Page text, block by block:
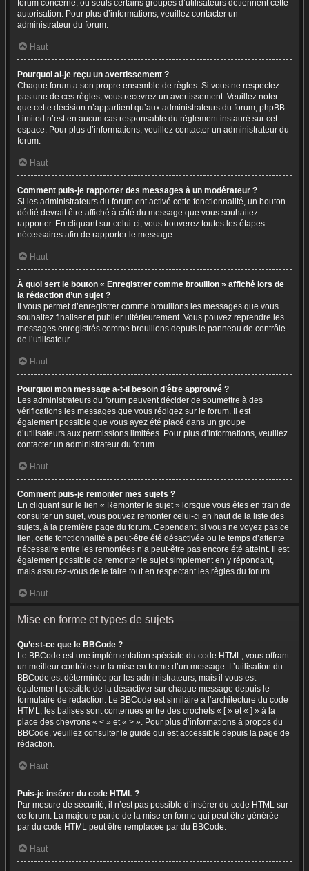
forum concerné, ou seuls certains groupes d’utilisateurs détiennent cette
autorisation. Pour plus d’informations, veuillez contacter un
administrateur du forum.
Haut
Pourquoi ai-je reçu un avertissement ?
Chaque forum a son propre ensemble de règles. Si vous ne respectez
pas une de ces règles, vous recevrez un avertissement. Veuillez noter
que cette décision n’appartient qu’aux administrateurs du forum, phpBB
Limited n’est en aucun cas responsable du règlement instauré sur cet
espace. Pour plus d’informations, veuillez contacter un administrateur du
forum.
Haut
Comment puis-je rapporter des messages à un modérateur ?
Si les administrateurs du forum ont activé cette fonctionnalité, un bouton
dédié devrait être affiché à côté du message que vous souhaitez
rapporter. En cliquant sur celui-ci, vous trouverez toutes les étapes
nécessaires afin de rapporter le message.
Haut
À quoi sert le bouton « Enregistrer comme brouillon » affiché lors de
la rédaction d’un sujet ?
Il vous permet d’enregistrer comme brouillons les messages que vous
souhaitez finaliser et publier ultérieurement. Vous pouvez reprendre les
messages enregistrés comme brouillons depuis le panneau de contrôle
de l’utilisateur.
Haut
Pourquoi mon message a-t-il besoin d’être approuvé ?
Les administrateurs du forum peuvent décider de soumettre à des
vérifications les messages que vous rédigez sur le forum. Il est
également possible que vous ayez été placé dans un groupe
d’utilisateurs aux permissions limitées. Pour plus d’informations, veuillez
contacter un administrateur du forum.
Haut
Comment puis-je remonter mes sujets ?
En cliquant sur le lien « Remonter le sujet » lorsque vous êtes en train de
consulter un sujet, vous pouvez remonter celui-ci en haut de la liste des
sujets, à la première page du forum. Cependant, si vous ne voyez pas ce
lien, cette fonctionnalité a peut-être été désactivée ou le temps d’attente
nécessaire entre les remontées n’a peut-être pas encore été atteint. Il est
également possible de remonter le sujet simplement en y répondant,
mais assurez-vous de le faire tout en respectant les règles du forum.
Haut
Mise en forme et types de sujets
Qu’est-ce que le BBCode ?
Le BBCode est une implémentation spéciale du code HTML, vous offrant
un meilleur contrôle sur la mise en forme d’un message. L’utilisation du
BBCode est déterminée par les administrateurs, mais il vous est
également possible de la désactiver sur chaque message depuis le
formulaire de rédaction. Le BBCode est similaire à l’architecture du code
HTML, les balises sont contenues entre des crochets « [ » et « ] » à la
place des chevrons « < » et « > ». Pour plus d’informations à propos du
BBCode, veuillez consulter le guide qui est accessible depuis la page de
rédaction.
Haut
Puis-je insérer du code HTML ?
Par mesure de sécurité, il n’est pas possible d’insérer du code HTML sur
ce forum. La majeure partie de la mise en forme qui peut être générée
par du code HTML peut être remplacée par du BBCode.
Haut